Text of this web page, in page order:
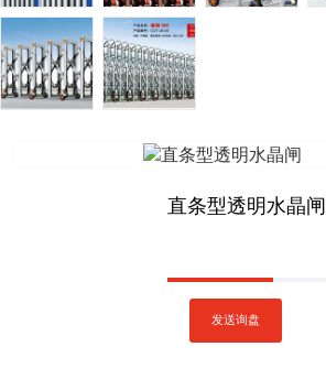
直条型透明水晶闸
发送询盘